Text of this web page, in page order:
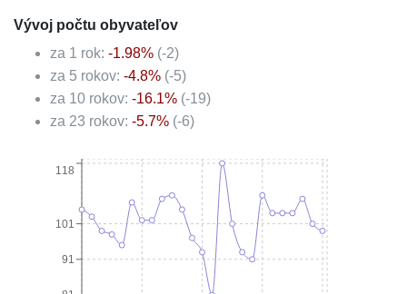
Vývoj počtu obyvateľov
za 1 rok: -1.98% (-2)
za 5 rokov: -4.8% (-5)
za 10 rokov: -16.1% (-19)
za 23 rokov: -5.7% (-6)
91
101
118